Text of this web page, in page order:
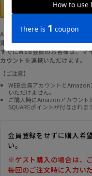
Amazonアカウントの登録情報
録が可能です。
すでにWEB会員のお客様は、
カウントを連携いただけます。
【ご注意】
WEB会員アカウントと
いただけません。
ご購入時にAmazonアカウント
SQUAREポイントが付与されます
会員登録をせずに購入希
い。
※ゲスト購入の場合は、
毎回のご注文時に入力い